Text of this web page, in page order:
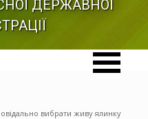
ДЕРЖАВНОЇ
вибрати живу ялинку